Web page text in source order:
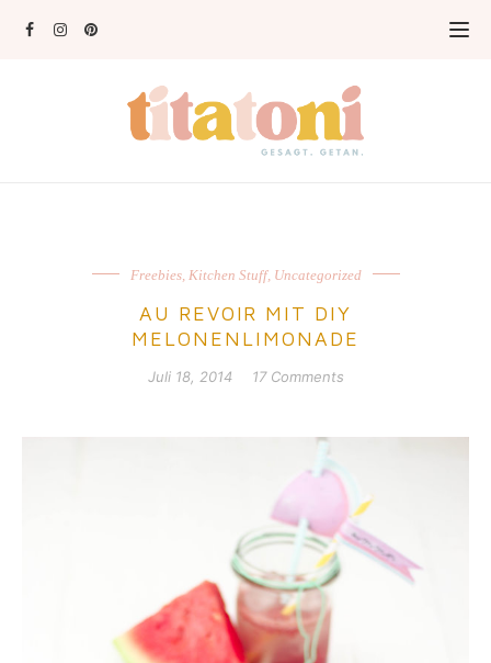
Freebies, Kitchen Stuff, Uncategorized
AU REVOIR MIT DIY
MELONENLIMONADE
Juli 18, 2014 17 Comments